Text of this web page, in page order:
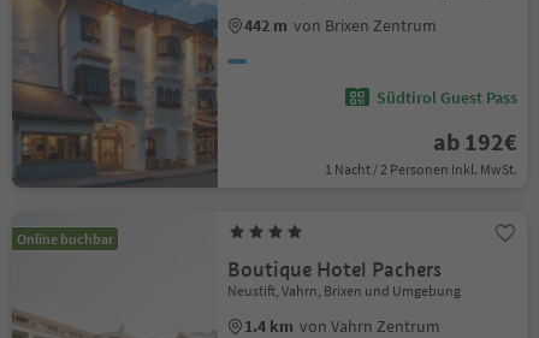
442 m von Brixen Zentrum
Südtirol Guest Pass
ab 192€
1 Nacht / 2 Personen Inkl. MwSt.
Online buchbar
Boutique Hotel Pachers
Neustift, Vahrn, Brixen und Umgebung
1.4 km von Vahrn Zentrum